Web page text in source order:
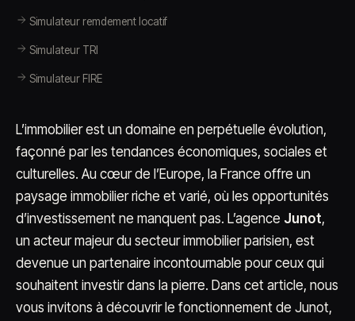
Simulateur remdement locatif
Simulateur TRI
Simulateur FIRE
L’immobilier est un domaine en perpétuelle évolution,
façonné par les tendances économiques, sociales et
culturelles. Au cœur de l’Europe, la France offre un
paysage immobilier riche et varié, où les opportunités
d’investissement ne manquent pas. L’agence Junot,
un acteur majeur du secteur immobilier parisien, est
devenue un partenaire incontournable pour ceux qui
souhaitent investir dans la pierre. Dans cet article, nous
vous invitons à découvrir le fonctionnement de Junot,